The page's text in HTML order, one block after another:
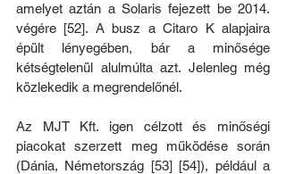
amelyet aztán a Solaris fejezett be 2014.
végére [52]. A busz a Citaro K alapjaira
épült lényegében, bár a minősége
kétségtelenül alulmúlta azt. Jelenleg még
közlekedik a megrendelőnél.
Az MJT Kft. igen célzott és minőségi
piacokat szerzett meg működése során
(Dánia, Németország [53] [54]), például a